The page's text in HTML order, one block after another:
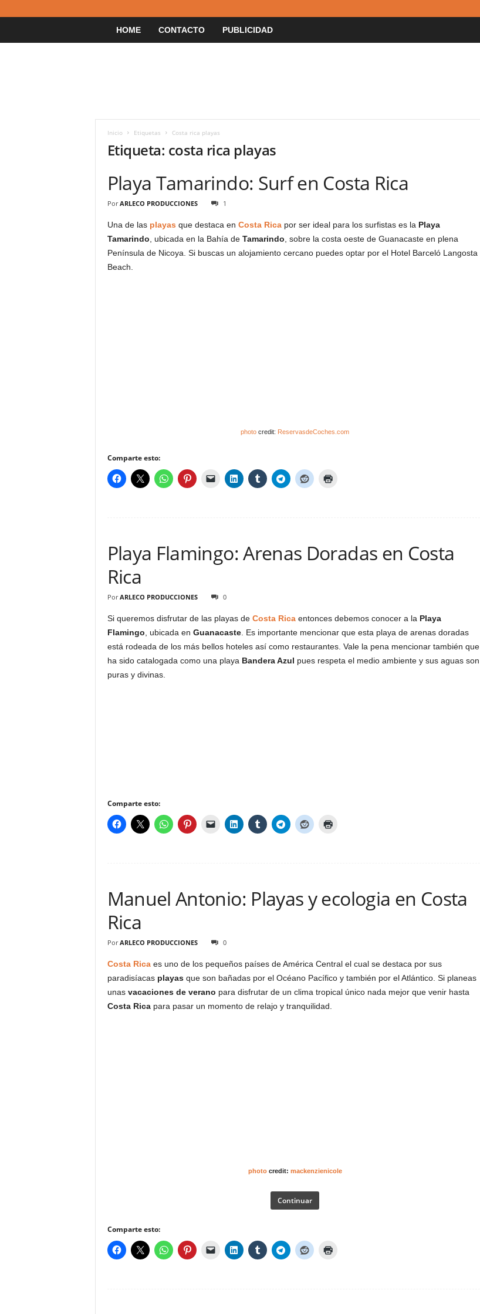
HOME CONTACTO PUBLICIDAD
Inicio Etiquetas Costa rica playas
Etiqueta: costa rica playas
Playa Tamarindo: Surf en Costa Rica
Por ARLECO PRODUCCIONES 1
Una de las playas que destaca en Costa Ricapor ser ideal para los surfistas es la Playa
Tamarindo , ubicada en la Bahía de Tamarindo , sobre la costa oeste de Guanacaste en plena
Península de Nicoya. Si buscas un alojamiento cercano puedes optar por el Hotel Barceló Langosta
Beach.
photo credit: ReservasdeCoches.com
Comparte esto:
Playa Flamingo: Arenas Doradas en Costa
Rica
Por ARLECO PRODUCCIONES 0
Si queremos disfrutar de las playas de Costa Ricaentonces debemos conocer a la Playa
Flamingo , ubicada en Guanacaste. Es importante mencionar que esta playa de arenas doradas
está rodeada de los más bellos hoteles así como restaurantes. Vale la pena mencionar también que
ha sido catalogada como una playa Bandera Azul pues respeta el medio ambiente y sus aguas son
puras y divinas.
Comparte esto:
Manuel Antonio: Playas y ecologia en Costa
Rica
Por ARLECO PRODUCCIONES 0
Costa Ricaes uno de los pequeños países de América Central el cual se destaca por sus
paradisíacas playasque son bañadas por el Océano Pacífico y también por el Atlántico. Si planeas
unas vacaciones de verano para disfrutar de un clima tropical único nada mejor que venir hasta
Costa Ricapara pasar un momento de relajo y tranquilidad.
photocredit: mackenzienicole
Continuar
Comparte esto: